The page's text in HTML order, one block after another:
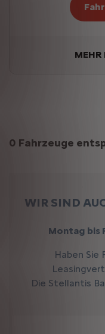
MEHR
0 Fahrzeuge
WIR SIND
Montag bis
Haben Sie
Die Stellantis